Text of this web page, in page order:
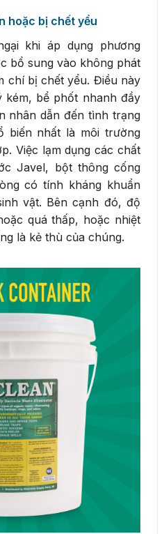
hoặc bị chết yểu
khi áp dụng phương
bổ sung vào không phát
chí bị chết yểu. Điều này
kém, bể phốt nhanh đầy
nhân dẫn đến tình trạng
biến nhất là môi trường
Việc lạm dụng các chất
Javel, bột thông cống
có tính kháng khuẩn
vật. Bên cạnh đó, độ
quá thấp, hoặc nhiệt
là kẻ thù của chúng.